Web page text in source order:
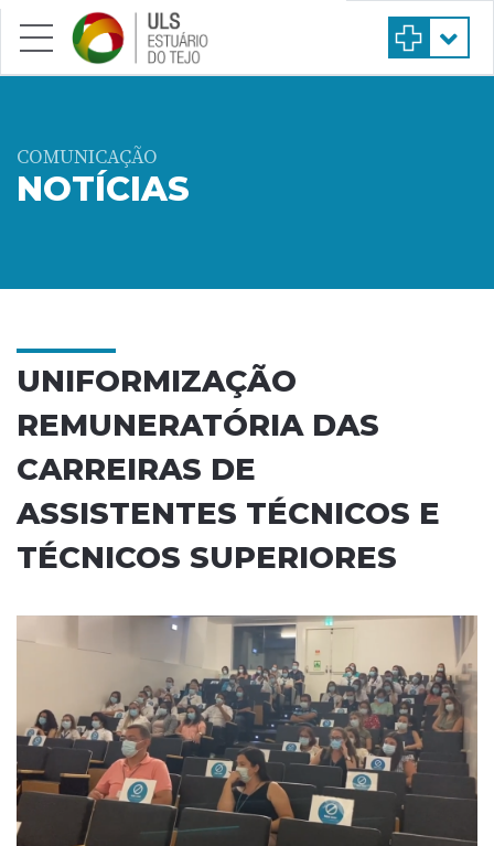
Saltar para conteúdo principal
COMUNICAÇÃO
NOTÍCIAS
UNIFORMIZAÇÃO
REMUNERATÓRIA DAS
CARREIRAS DE
ASSISTENTES TÉCNICOS E
TÉCNICOS SUPERIORES